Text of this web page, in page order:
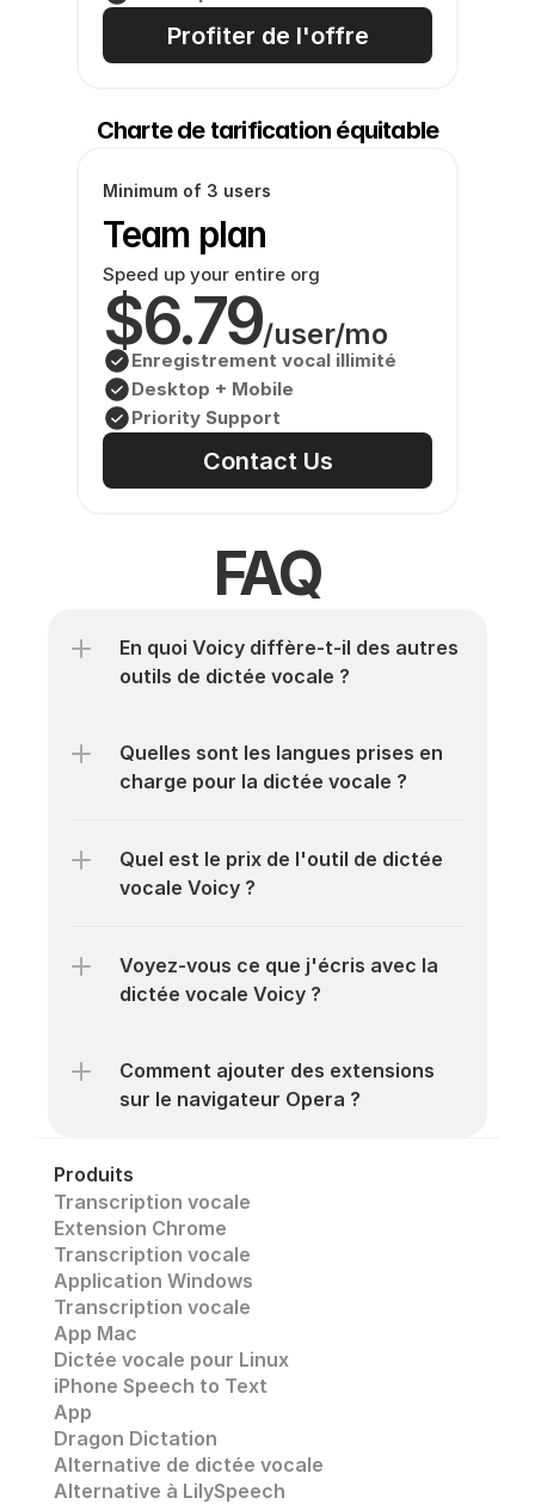
Profiter de l'offre
Charte de tarification équitable
Minimum of 3 users
Team plan
Speed up your entire org
$6.79/user/mo
Enregistrement vocal illimité
Desktop + Mobile
Priority Support
Contact Us
FAQ
En quoi Voicy diffère-t-il des autres
outils de dictée vocale ?
Quelles sont les langues prises en
charge pour la dictée vocale ?
Quel est le prix de l'outil de dictée
vocale Voicy ?
Voyez-vous ce que j'écris avec la
dictée vocale Voicy ?
Comment ajouter des extensions
sur le navigateur Opera ?
Produits
Transcription vocale
Extension Chrome
Transcription vocale
Application Windows
Transcription vocale
App Mac
Dictée vocale pour Linux
iPhone Speech to Text
App
Dragon Dictation
Alternative de dictée vocale
Alternative à LilySpeech